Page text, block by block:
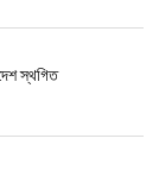
স্থগিত